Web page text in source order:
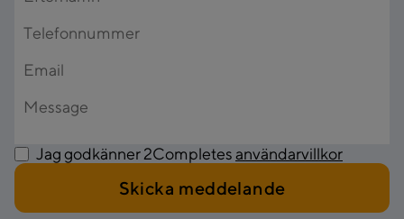
Jag godkänner 2Completesanvändarvillkor